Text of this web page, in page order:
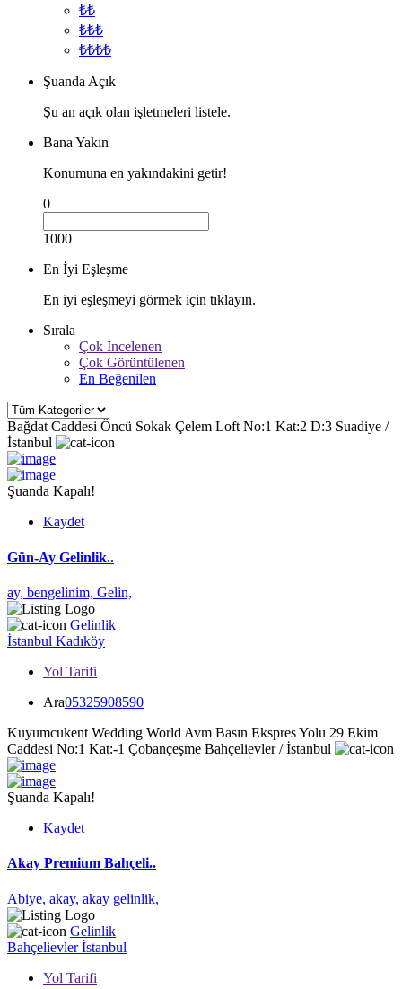
₺₺
₺₺₺
₺₺₺₺
Şuanda Açık
Şu an açık olan işletmeleri listele.
Bana Yakın
Konumuna en yakındakini getir!
0
1000
En İyi Eşleşme
En iyi eşleşmeyi görmek için tıklayın.
Sırala
Çok İncelenen
Çok Görüntülenen
En Beğenilen
Bağdat Caddesi Öncü Sokak Çelem Loft No:1 Kat:2 D:3 Suadiye /
İstanbul
Şuanda Kapalı!
Kaydet
Gün-Ay Gelinlik..
ay, bengelinim, Gelin,
Gelinlik
İstanbul Kadıköy
Yol Tarifi
Ara05325908590
Kuyumcukent Wedding World Avm Basın Ekspres Yolu 29 Ekim
Caddesi No:1 Kat:-1 Çobançeşme Bahçelievler / İstanbul
Şuanda Kapalı!
Kaydet
Akay Premium Bahçeli..
Abiye, akay, akay gelinlik,
Gelinlik
Bahçelievlerİstanbul
Yol Tarifi